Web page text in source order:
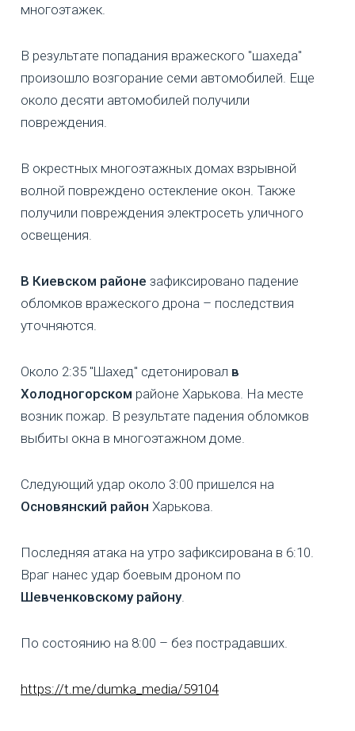
многоэтажек.
В результате попадания вражеского "шахеда"
произошло возгорание семи автомобилей. Еще
около десяти автомобилей получили
повреждения.
В окрестных многоэтажных домах взрывной
волной повреждено остекление окон. Также
получили повреждения электросеть уличного
освещения.
В Киевском районе зафиксировано падение
обломков вражеского дрона – последствия
уточняются.
Около 2:35 "Шахед" сдетонировал в
Холодногорском районе Харькова. На месте
возник пожар. В результате падения обломков
выбиты окна в многоэтажном доме.
Следующий удар около 3:00 пришелся на
Основянский район Харькова.
Последняя атака на утро зафиксирована в 6:10.
Враг нанес удар боевым дроном по
Шевченковскому району.
По состоянию на 8:00 – без пострадавших.
https://t.me/dumka_media/59104